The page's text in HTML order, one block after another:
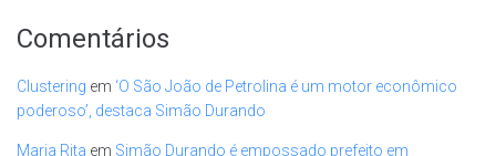
Comentários
Clustering em ‘O São João de Petrolina é um motor econômico
poderoso’, destaca Simão Durando
Maria Rita em Simão Durando é empossado prefeito em